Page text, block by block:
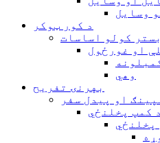
وسایل
د کور ټوکر
کولو اساسات
او غورځول
وهي
بهرنۍ تفریح
او پیدل سفر
د کمپ پخلنځي
پخلنځي